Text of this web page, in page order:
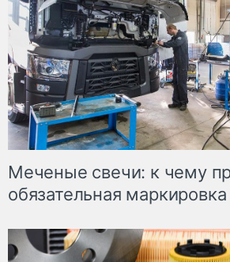
Меченые свечи: к чему
обязательная